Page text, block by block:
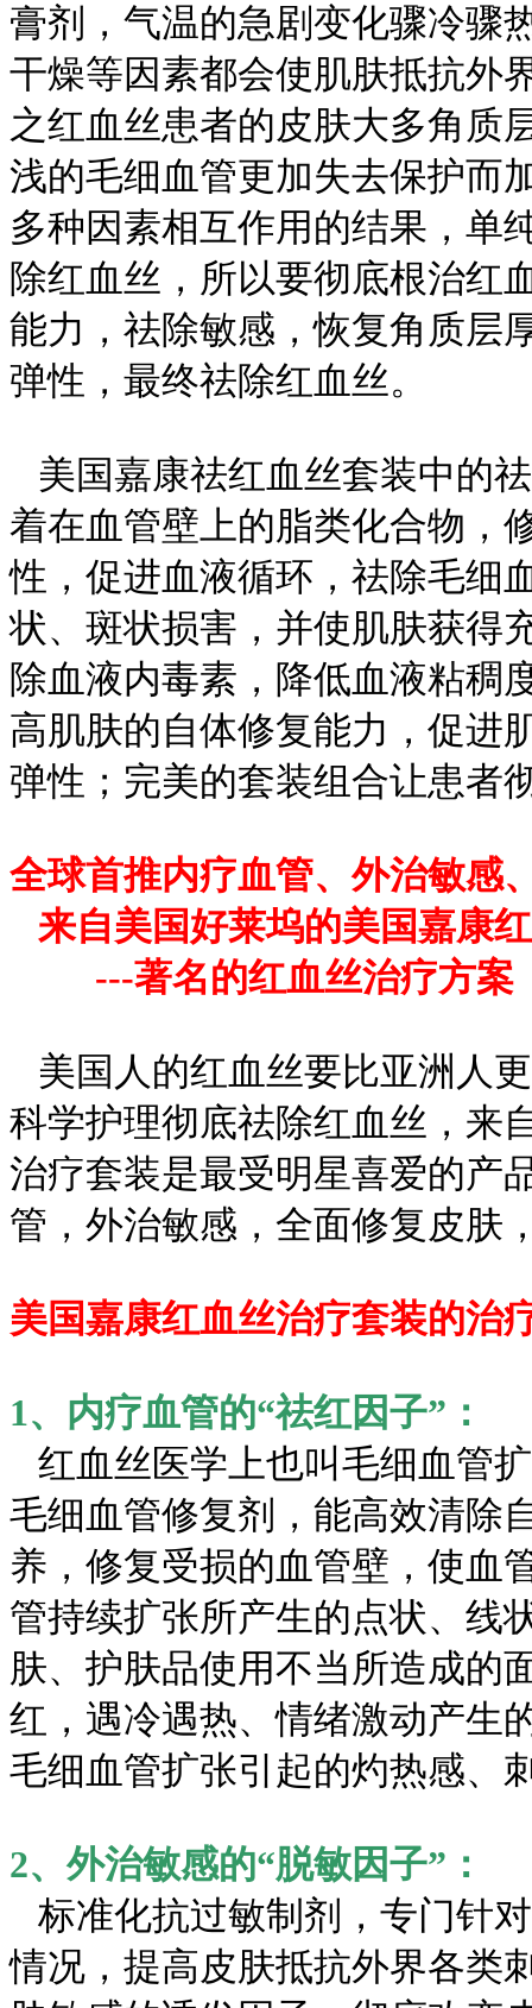
膏剂，气温的急剧变化骤冷骤
干燥等因素都会使肌肤抵抗外
之红血丝患者的皮肤大多角质
浅的毛细血管更加失去保护而
多种因素相互作用的结果，单
除红血丝，所以要彻底根治红
能力，祛除敏感，恢复角质层
弹性，最终祛除红血丝。
美国嘉康祛红血丝套装中的
着在血管壁上的脂类化合物，
性，促进血液循环，祛除毛细
状、斑状损害，并使肌肤获得
除血液内毒素，降低血液粘稠
高肌肤的自体修复能力，促进
弹性；完美的套装组合让患者
全球首推内疗血管、外治敏感
来自美国好莱坞的美国嘉康
---著名的红血丝治疗方案
美国人的红血丝要比亚洲人
科学护理彻底祛除红血丝，来
治疗套装是最受明星喜爱的产
管，外治敏感，全面修复皮肤
美国嘉康红血丝治疗套装的治
1、内疗血管的“祛红因子”：
红血丝医学上也叫毛细血管
毛细血管修复剂，能高效清除
养，修复受损的血管壁，使血
管持续扩张所产生的点状、线
肤、护肤品使用不当所造成的
红，遇冷遇热、情绪激动产生
毛细血管扩张引起的灼热感、
2、外治敏感的“脱敏因子”：
标准化抗过敏制剂，专门针
情况，提高皮肤抵抗外界各类